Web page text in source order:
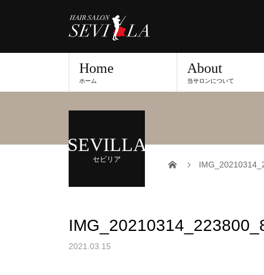
Home
ホーム
About
当サロンについて
SEVILLA
セビリア
2021.03.15